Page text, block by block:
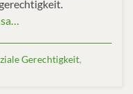
Gerechtigkeit,